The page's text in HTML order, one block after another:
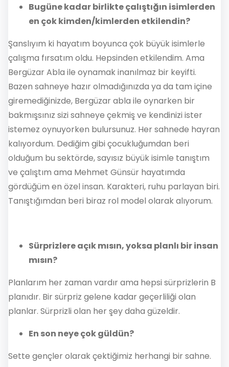
Bugüne kadar birlikte çalıştığın isimlerden
en çok kimden/kimlerden etkilendin?
Şanslıyım ki hayatım boyunca çok büyük isimlerle
çalışma fırsatım oldu. Hepsinden etkilendim. Ama
Bergüzar Abla ile oynamak inanılmaz bir keyifti.
Bazen sahneye hazır olmadığınızda ya da tam içine
giremediğinizde, Bergüzar abla ile oynarken bir
bakmışsınız sizi sahneye çekmiş ve kendinizi ister
istemez oynuyorken bulursunuz. Her sahnede hayran
kalıyordum. Dediğim gibi çocukluğumdan beri
olduğum bu sektörde, sayısız büyük isimle tanıştım
ve çalıştım ama Mehmet Günsür hayatımda
gördüğüm en özel insan. Karakteri, ruhu parlayan biri.
Tanıştığımdan beri biraz rol model olarak alıyorum.
Sürprizlere açık mısın, yoksa planlı bir insan
mısın?
Planlarım her zaman vardır ama hepsi sürprizlerin B
planıdır. Bir sürpriz gelene kadar geçerliliği olan
planlar. Sürprizli olan her şey daha güzeldir.
En son neye çok güldün?
Sette gençler olarak çektiğimiz herhangi bir sahne.